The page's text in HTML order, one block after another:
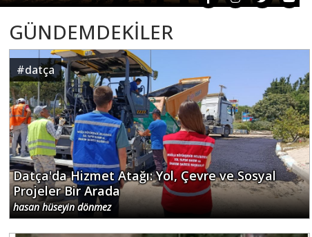
GÜNDEMDEKİLER
#datça
Datça'da Hizmet Atağı: Yol, Çevre ve Sosyal
Projeler Bir Arada
hasan hüseyin dönmez